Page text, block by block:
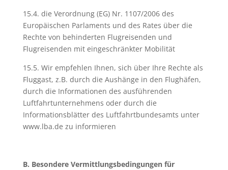
15.4. die Verordnung (EG) Nr. 1107/2006 des
Europäischen Parlaments und des Rates über die
Rechte von behinderten Flugreisenden und
Flugreisenden mit eingeschränkter Mobilität
15.5. Wir empfehlen Ihnen, sich über Ihre Rechte als
Fluggast, z.B. durch die Aushänge in den Flughäfen,
durch die Informationen des ausführenden
Luftfahrtunternehmens oder durch die
Informationsblätter des Luftfahrtbundesamts unter
www.lba.de zu informieren
B. Besondere Vermittlungsbedingungen für